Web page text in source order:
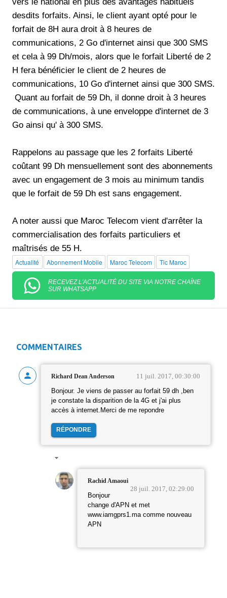
vers le national en plus des avantages habituels
desdits forfaits. Ainsi, le client ayant opté pour le
forfait de 8H aura droit à 8 heures de
communications, 2 Go d'internet ainsi que 300 SMS
et cela à 99 Dh/mois, alors que le forfait Liberté de 2
H fera bénéficier le client de 2 heures de
communications, 10 Go d'internet ainsi que 300 SMS.
Quant au forfait de 59 Dh, il donne droit à 3 heures
de communications, à une enveloppe d'internet de 3
Go ainsi qu' à 300 SMS.
Rappelons au passage que les 2 forfaits Liberté
coûtant 99 Dh mensuellement sont des abonnements
avec un engagement de 3 mois au minimum tandis
que le forfait de 59 Dh est sans engagement.
A noter aussi que Maroc Telecom vient d'arrêter la
commercialisation des forfaits particuliers et
maîtrisés de 55 H.
Actualité Abonnement Mobile Maroc Telecom Tic Maroc
RECEVEZ L'ACTUALITÉ DU SITE VIA NOTRE CHAÎNE
SUR WHATSAPP
COMMENTAIRES
Richard Dean Anderson 11 juil. 2017, 00:30:00
Bonjour. Je viens de passer au forfait 59 dh ,ben
je constate la disparition de la 4G et j'ai plus
accès à internet.Merci de me repondre
RÉPONDRE
Rachid Amaoui
28 juil. 2017, 02:29:00
Bonjour
change d'APN et met
www.iamgprs1.ma comme nouveau
APN